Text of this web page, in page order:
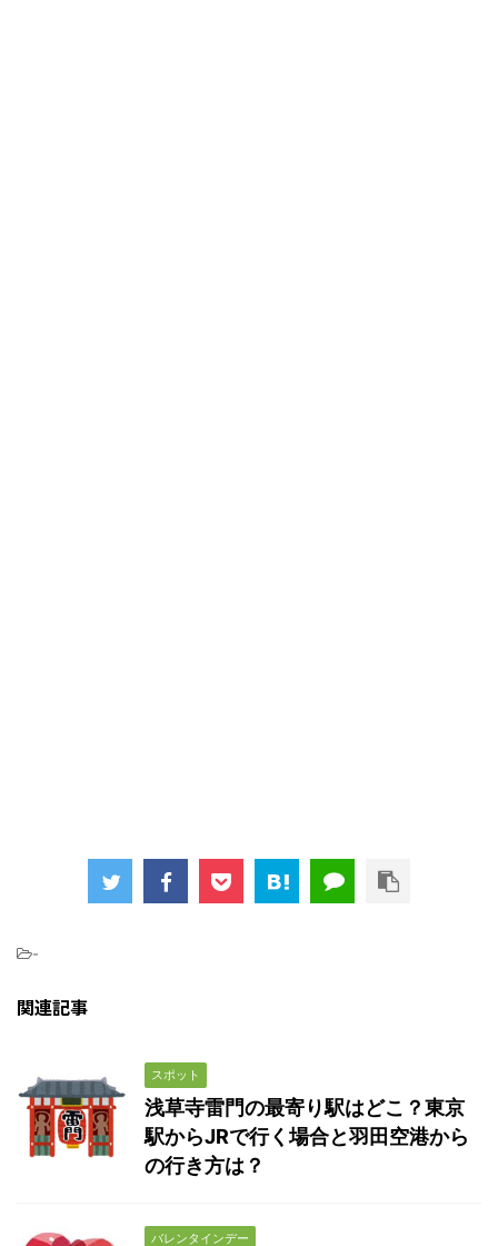
-
関連記事
スポット
浅草寺雷門の最寄り駅はどこ？東京
駅からJRで行く場合と羽田空港から
の行き方は？
バレンタインデー